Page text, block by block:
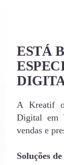
ESTÁ
A Kreatif
Digital em
vendas e
Soluções